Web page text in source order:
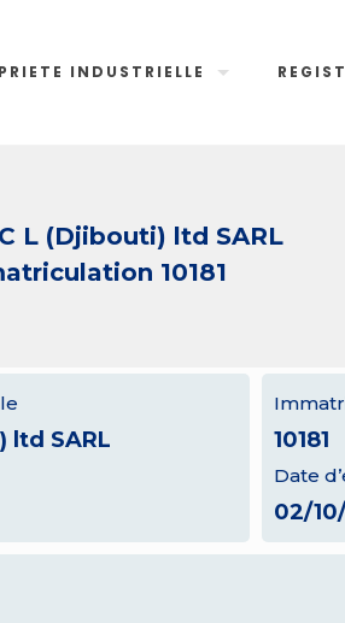
INDUSTRIELLE
L (Djibouti) ltd SARL
10181
ltd SARL 10181
Date
02/